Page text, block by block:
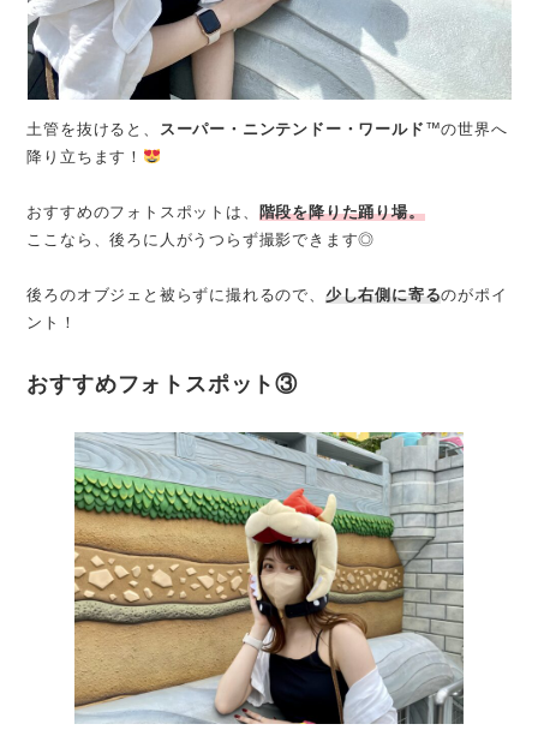
土管を抜けると、 スーパー・ニンテンドー・ワールド ™の世界へ
降り立ちます！
おすすめのフォトスポットは、 階段を降りた踊り場。
ここなら、後ろに人がうつらず撮影できます◎
後ろのオブジェと被らずに撮れるので、 少し右側に寄るのがポイ
ント！
おすすめフォトスポット③